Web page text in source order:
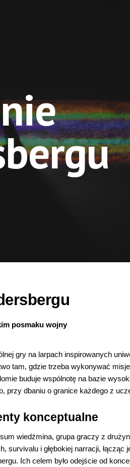
posmaku wojny
gry na larpach inspirowanych
tam, gdzie trzeba wykonywać
buduje wspólnotę na bazie
przy dbaniu o granice każdego z
konceptualne
wiedźmina, grupa graczy z
survivalu i głębokiej narracji, łącząc
Ich celem było odejście od